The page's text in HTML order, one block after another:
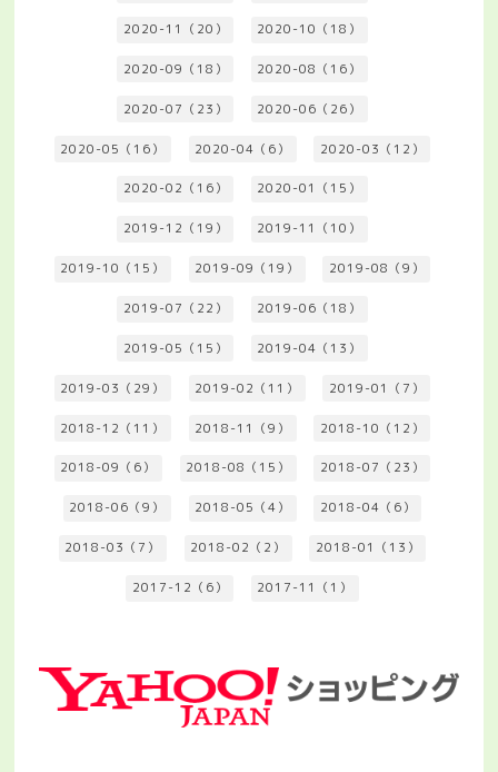
2020-11（20） 2020-10（18）
2020-09（18） 2020-08（16）
2020-07（23） 2020-06（26）
2020-05（16） 2020-04（6） 2020-03（12）
2020-02（16） 2020-01（15）
2019-12（19） 2019-11（10）
2019-10（15） 2019-09（19） 2019-08（9）
2019-07（22） 2019-06（18）
2019-05（15） 2019-04（13）
2019-03（29） 2019-02（11） 2019-01（7）
2018-12（11） 2018-11（9） 2018-10（12）
2018-09（6） 2018-08（15） 2018-07（23）
2018-06（9） 2018-05（4） 2018-04（6）
2018-03（7） 2018-02（2） 2018-01（13）
2017-12（6） 2017-11（1）